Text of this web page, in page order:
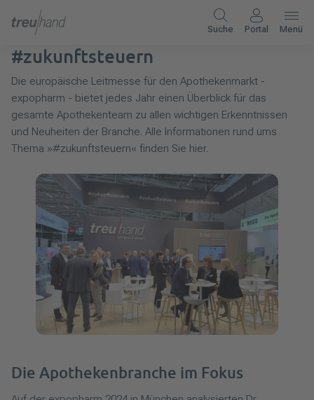
Suche Portal Menü
#zukunftsteuern
Die europäische Leitmesse für den Apothekenmarkt -
expopharm - bietet jedes Jahr einen Überblick für das
gesamte Apothekenteam zu allen wichtigen Erkenntnissen
und Neuheiten der Branche. Alle Informationen rund ums
Thema »#zukunftsteuern« finden Sie hier.
Die Apothekenbranche im Fokus